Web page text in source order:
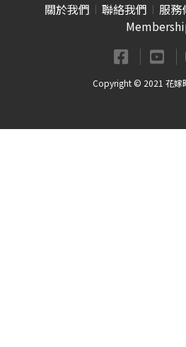
關於我們 聯絡我們
服務
Copyright © 2021 花嫁